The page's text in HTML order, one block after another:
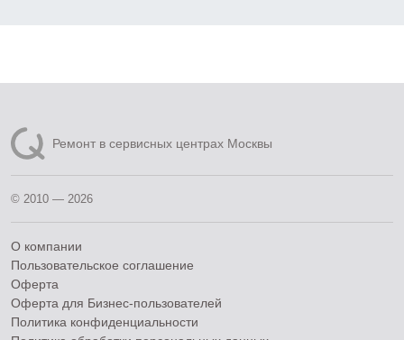
Ремонт в сервисных центрах Москвы
© 2010 — 2026
О компании
Пользовательское соглашение
Оферта
Оферта для Бизнес-пользователей
Политика конфиденциальности